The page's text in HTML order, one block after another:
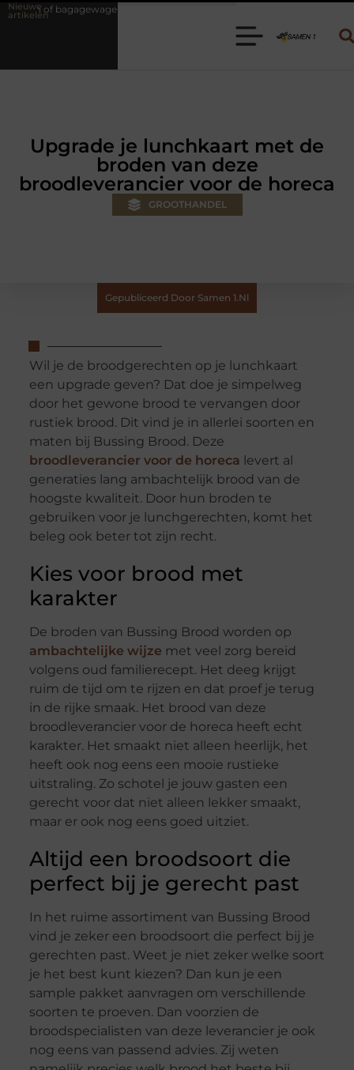
Nieuwe
artikelenhuren? Kies de juiste aanhanger voor jouw klus
Upgrade je lunchkaart met de
broden van deze
broodleverancier voor de horeca
GROOTHANDEL
Gepubliceerd Door Samen 1.nl
Wil je de broodgerechten op je lunchkaart
een upgrade geven? Dat doe je simpelweg
door het gewone brood te vervangen door
rustiek brood. Dit vind je in allerlei soorten en
maten bij Bussing Brood. Deze
broodleverancier voor de horeca levert al
generaties lang ambachtelijk brood van de
hoogste kwaliteit. Door hun broden te
gebruiken voor je lunchgerechten, komt het
beleg ook beter tot zijn recht.
Kies voor brood met
karakter
De broden van Bussing Brood worden op
ambachtelijke wijze met veel zorg bereid
volgens oud familierecept. Het deeg krijgt
ruim de tijd om te rijzen en dat proef je terug
in de rijke smaak. Het brood van deze
broodleverancier voor de horeca heeft echt
karakter. Het smaakt niet alleen heerlijk, het
heeft ook nog eens een mooie rustieke
uitstraling. Zo schotel je jouw gasten een
gerecht voor dat niet alleen lekker smaakt,
maar er ook nog eens goed uitziet.
Altijd een broodsoort die
perfect bij je gerecht past
In het ruime assortiment van Bussing Brood
vind je zeker een broodsoort die perfect bij je
gerechten past. Weet je niet zeker welke soort
je het best kunt kiezen? Dan kun je een
sample pakket aanvragen om verschillende
soorten te proeven. Dan voorzien de
broodspecialisten van deze leverancier je ook
nog eens van passend advies. Zij weten